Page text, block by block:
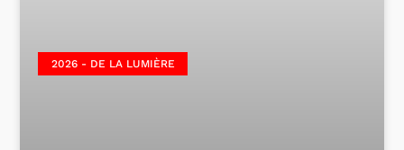
2026 - DE LA LUMIÈRE